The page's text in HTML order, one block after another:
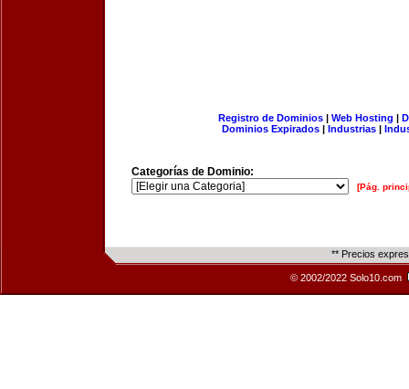
Registro de Dominios| Web Hosting |
Dominios Expirados | Industrias |
Categorías de Dominio:
[Pág.
** Precios
© 2002/2022 Solo10.com